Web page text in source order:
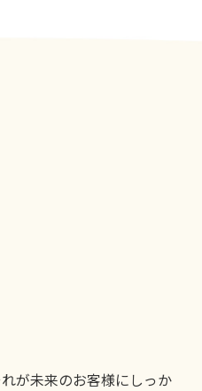
が未来のお客様にしっか